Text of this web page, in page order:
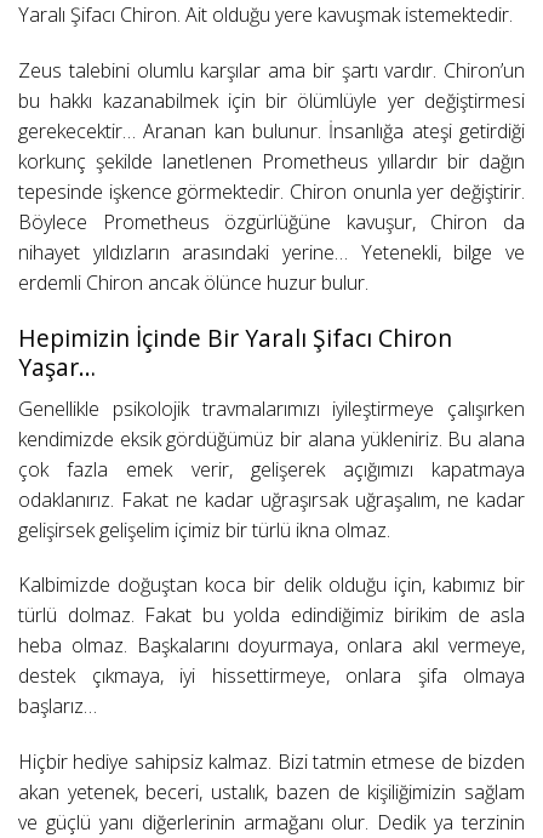
Yaralı Şifacı Chiron. Ait olduğu yere kavuşmak istemektedir.
Zeus talebini olumlu karşılar ama bir şartı vardır. Chiron’un
bu hakkı kazanabilmek için bir ölümlüyle yer değiştirmesi
gerekecektir… Aranan kan bulunur. İnsanlığa ateşi getirdiği
korkunç şekilde lanetlenen Prometheus yıllardır bir dağın
tepesinde işkence görmektedir. Chiron onunla yer değiştirir.
Böylece Prometheus özgürlüğüne kavuşur, Chiron da
nihayet yıldızların arasındaki yerine… Yetenekli, bilge ve
erdemli Chiron ancak ölünce huzur bulur.
Hepimizin İçinde Bir Yaralı Şifacı Chiron
Yaşar…
Genellikle psikolojik travmalarımızı iyileştirmeye çalışırken
kendimizde eksik gördüğümüz bir alana yükleniriz. Bu alana
çok fazla emek verir, gelişerek açığımızı kapatmaya
odaklanırız. Fakat ne kadar uğraşırsak uğraşalım, ne kadar
gelişirsek gelişelim içimiz bir türlü ikna olmaz.
Kalbimizde doğuştan koca bir delik olduğu için, kabımız bir
türlü dolmaz. Fakat bu yolda edindiğimiz birikim de asla
heba olmaz. Başkalarını doyurmaya, onlara akıl vermeye,
destek çıkmaya, iyi hissettirmeye, onlara şifa olmaya
başlarız…
Hiçbir hediye sahipsiz kalmaz. Bizi tatmin etmese de bizden
akan yetenek, beceri, ustalık, bazen de kişiliğimizin sağlam
ve güçlü yanı diğerlerinin armağanı olur. Dedik ya terzinin